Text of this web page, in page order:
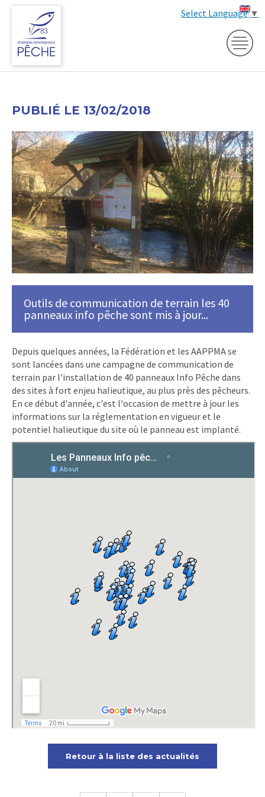
Select Language▼
PUBLIÉ LE 13/02/2018
Outils de communication de terrain les 40
panneaux info pêche sont mis à jour...
Depuis quelques années, la Fédération et les AAPPMA se
sont lancées dans une campagne de communication de
terrain par l'installation de 40 panneaux Info Pêche dans
des sites à fort enjeu halieutique, au plus près des pêcheurs.
En ce début d'année, c'est l'occasion de mettre à jour les
informations sur la réglementation en vigueur et le
potentiel halieutique du site où le panneau est implanté.
Retour à la liste des actualités